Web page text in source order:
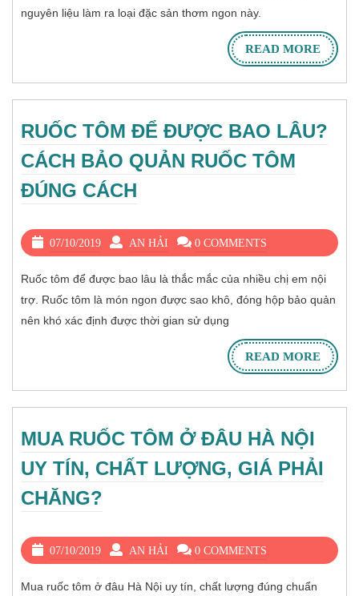
nguyên liệu làm ra loại đặc sản thơm ngon này.
READ MORE
RUỐC TÔM ĐỂ ĐƯỢC BAO LÂU?
CÁCH BẢO QUẢN RUỐC TÔM
ĐÚNG CÁCH
07/10/2019 AN HẢI 0 COMMENTS
Ruốc tôm để được bao lâu là thắc mắc của nhiều chị em nội
trợ. Ruốc tôm là món ngon được sao khô, đóng hộp bảo quản
nên khó xác định được thời gian sử dụng
READ MORE
MUA RUỐC TÔM Ở ĐÂU HÀ NỘI
UY TÍN, CHẤT LƯỢNG, GIÁ PHẢI
CHĂNG?
07/10/2019 AN HẢI 0 COMMENTS
Mua ruốc tôm ở đâu Hà Nội uy tín, chất lượng đúng chuẩn